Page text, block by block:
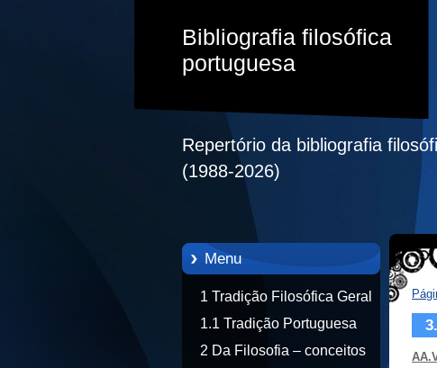
Bibliografia filosófica
portuguesa
Repertório da bibliografia
(1988-2026)
Menu
1 Tradição Filosófica Geral
1.1 Tradição Portuguesa
2 Da Filosofia – conceitos